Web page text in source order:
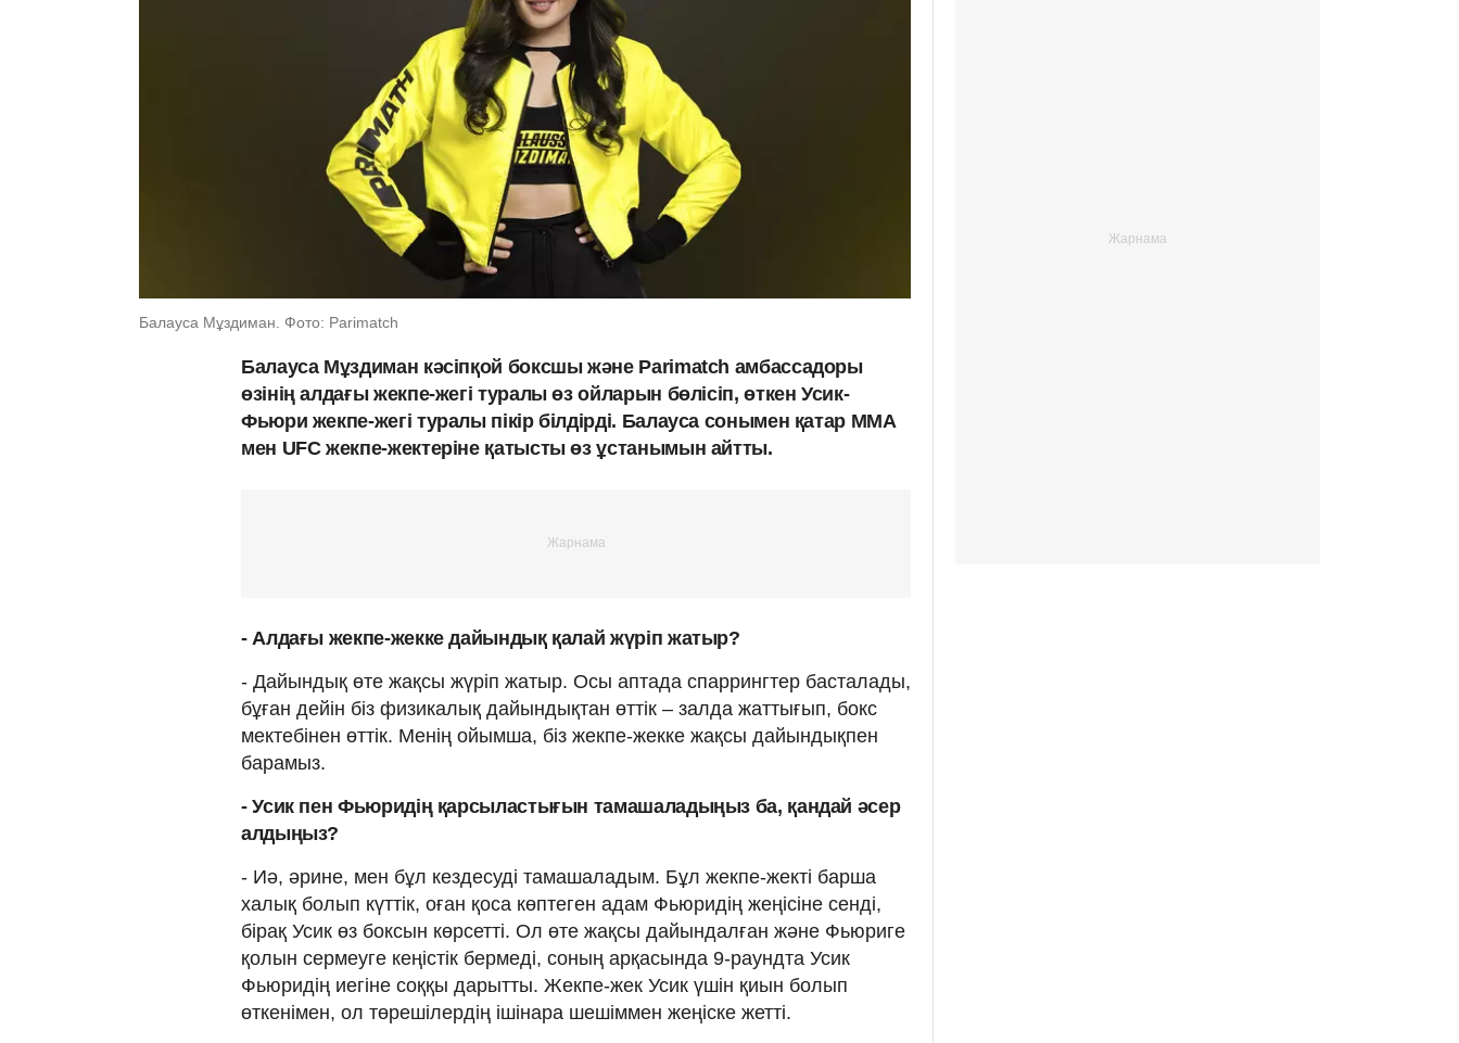
Балауса Мұздиман. Фото: Parimatch
Балауса Мұздиман кәсіпқой боксшы және Parimatch амбассадоры
өзінің алдағы жекпе-жегі туралы өз ойларын бөлісіп, өткен Усик-
Фьюри жекпе-жегі туралы пікір білдірді. Балауса сонымен қатар ММА
мен UFC жекпе-жектеріне қатысты өз ұстанымын айтты.
- Алдағы жекпе-жекке дайындық қалай жүріп жатыр?
- Дайындық өте жақсы жүріп жатыр. Осы аптада спаррингтер басталады,
бұған дейін біз физикалық дайындықтан өттік – залда жаттығып, бокс
мектебінен өттік. Менің ойымша, біз жекпе-жекке жақсы дайындықпен
барамыз.
- Усик пен Фьюридің қарсыластығын тамашаладыңыз ба, қандай әсер
алдыңыз?
- Иә, әрине, мен бұл кездесуді тамашаладым. Бұл жекпе-жекті барша
халық болып күттік, оған қоса көптеген адам Фьюридің жеңісіне сенді,
бірақ Усик өз боксын көрсетті. Ол өте жақсы дайындалған және Фьюриге
қолын сермеуге кеңістік бермеді, соның арқасында 9-раундта Усик
Фьюридің иегіне соққы дарытты. Жекпе-жек Усик үшін қиын болып
өткенімен, ол төрешілердің ішінара шешіммен жеңіске жетті.